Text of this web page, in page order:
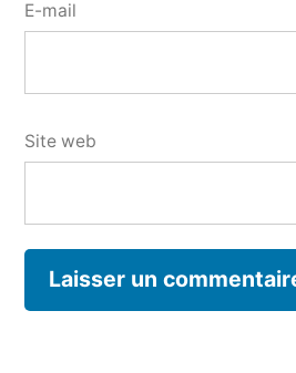
E-mail
Site web